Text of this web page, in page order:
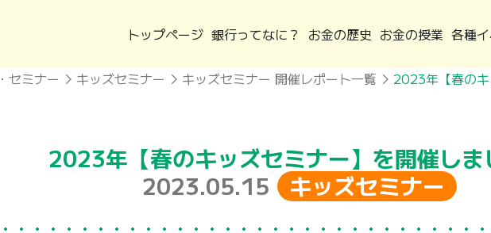
トップページ 銀行ってなに？ お金の歴史 お金の授業 各種
セミナー キッズセミナー キッズセミナー 開催レポート一覧
2023年【春のキッズセミナー】を開催しま
2023.05.15
キッズセミナー